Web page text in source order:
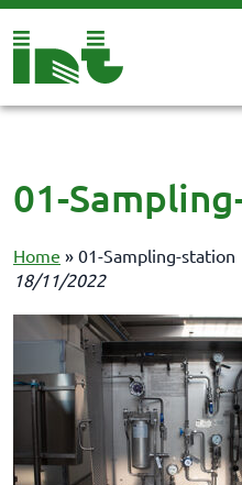
01-
Home » 01-Sampling-station
18/11/2022